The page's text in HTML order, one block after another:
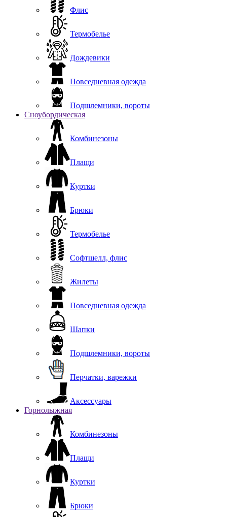
Флис
Термобелье
Дождевики
Повседневная одежда
Подшлемники, вороты
Сноубордическая
Комбинезоны
Плащи
Куртки
Брюки
Термобелье
Софтшелл, флис
Жилеты
Повседневная одежда
Шапки
Подшлемники, вороты
Перчатки, варежки
Аксессуары
Горнолыжная
Комбинезоны
Плащи
Куртки
Брюки